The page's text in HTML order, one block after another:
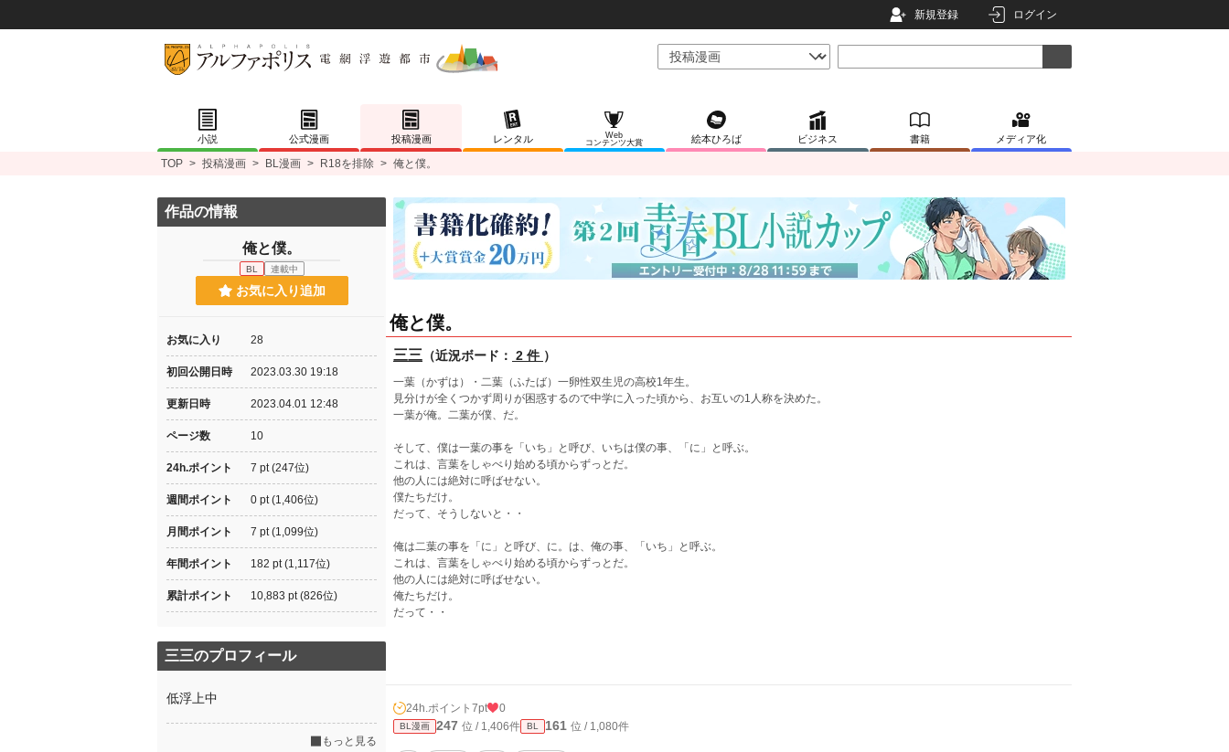
新規登録 ログイン
小説 公式漫画 投稿漫画 レンタル
Web
コンテンツ大賞
絵本ひろば ビジネス 書籍 メディア化
TOP > 投稿漫画 > BL漫画 > R18を排除 > 俺と僕。
俺と僕。
三三 （近況ボード： 2 件 ）
一葉（かずは）・二葉（ふたば）一卵性双生児の高校1年生。
見分けが全くつかず周りが困惑するので中学に入った頃から、お互いの1人称を決めた。
一葉が俺。二葉が僕、だ。
そして、僕は一葉の事を「いち」と呼び、いちは僕の事、「に」と呼ぶ。
これは、言葉をしゃべり始める頃からずっとだ。
他の人には絶対に呼ばせない。
僕たちだけ。
だって、そうしないと・・
俺は二葉の事を「に」と呼び、に。は、俺の事、「いち」と呼ぶ。
これは、言葉をしゃべり始める頃からずっとだ。
他の人には絶対に呼ばせない。
俺たちだけ。
だって・・
24h.ポイント 7pt 0
BL漫画 247 位 / 1,406件 BL 161 位 / 1,080件
作品の情報
俺と僕。
BL 連載中
お気に入り追加
お気に入り 28
初回公開日時 2023.03.30 19:18
更新日時 2023.04.01 12:48
ページ数 10
24h.ポイント 7 pt (247位)
週間ポイント 0 pt (1,406位)
月間ポイント 7 pt (1,099位)
年間ポイント 182 pt (1,117位)
累計ポイント 10,883 pt (826位)
三三のプロフィール
低浮上中
もっと見る